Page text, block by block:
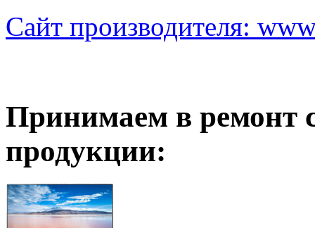
Сайт производителя:
Принимаем в ремонт
продукции: